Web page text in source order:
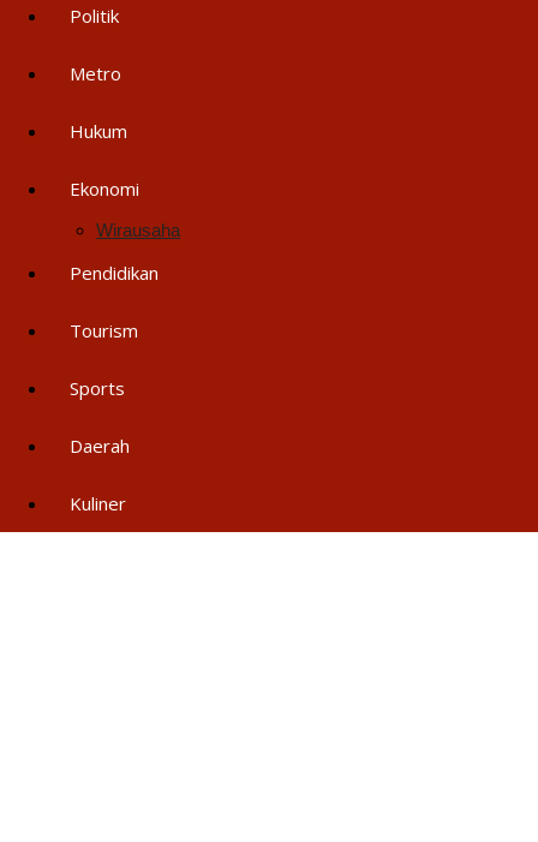
Politik
Metro
Hukum
Ekonomi
Wirausaha
Pendidikan
Tourism
Sports
Daerah
Kuliner